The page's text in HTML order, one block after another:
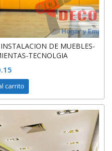
DE MUEBLES-
TECNOLGIA
carrito